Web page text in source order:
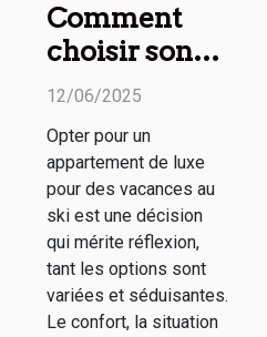
Comment
choisir son
appartement
des vacances
au ski
12/06/2025
Opter pour un
appartement de luxe
pour des vacances au
ski est une décision
qui mérite réflexion,
tant les options sont
variées et séduisantes.
Le confort, la situation